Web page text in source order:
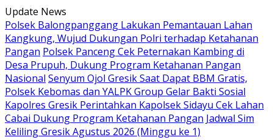
Langsung
ke
konten
Update News
Polsek Balongpanggang Lakukan Pemantauan Lahan
Kangkung, Wujud Dukungan Polri terhadap Ketahanan
Pangan Polsek Panceng Cek Peternakan Kambing di
Desa Prupuh, Dukung Program Ketahanan Pangan
Nasional Senyum Ojol Gresik Saat Dapat BBM Gratis,
Polsek Kebomas dan YALPK Group Gelar Bakti Sosial
Kapolres Gresik Perintahkan Kapolsek Sidayu Cek Lahan
Cabai Dukung Program Ketahanan Pangan Jadwal Sim
Keliling Gresik Agustus 2026 (Minggu ke 1)